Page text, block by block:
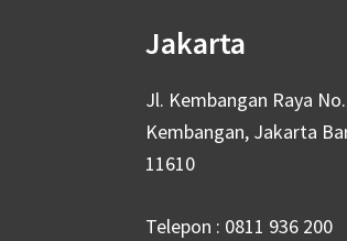
Jakarta
Jl. Kembangan Raya
Kembangan, Jakarta
11610
Telepon : 0811 936 200